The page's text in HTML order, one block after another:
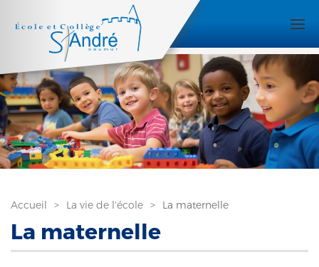
Accueil La vie de l'école La maternelle
La maternelle